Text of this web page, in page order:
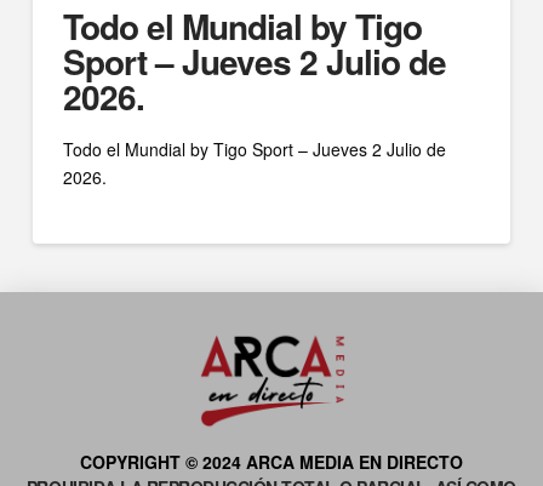
Todo el Mundial by Tigo
Sport – Jueves 2 Julio de
2026.
Todo el Mundial by Tigo Sport – Jueves 2 Julio de
2026.
COPYRIGHT © 2024 ARCA MEDIA EN DIRECTO